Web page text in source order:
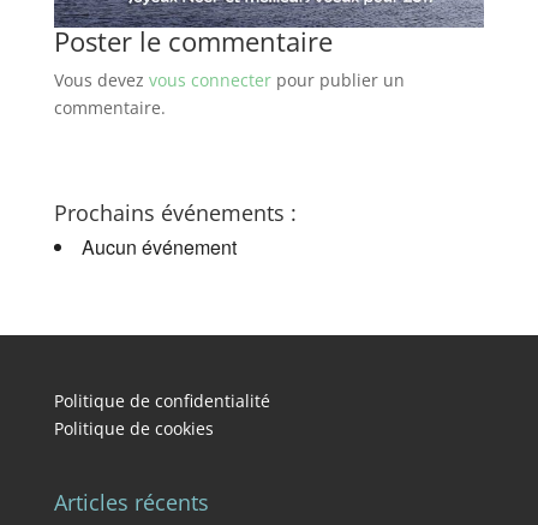
Poster le commentaire
Vous devez vous connecterpour publier un
commentaire.
Prochains événements :
Aucun événement
Politique de confidentialité
Politique de cookies
Articles récents